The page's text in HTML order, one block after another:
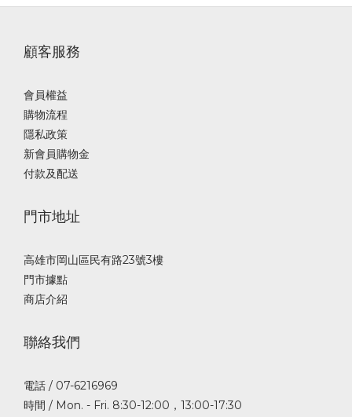
顧客服務
會員權益
購物流程
隱私政策
新會員購物金
付款及配送
門市地址
高雄市岡山區民有路23號3樓
門市據點
商店介紹
聯絡我們
電話 / 07-6216969
時間 / Mon. - Fri. 8:30-12:00，13:00-17:30